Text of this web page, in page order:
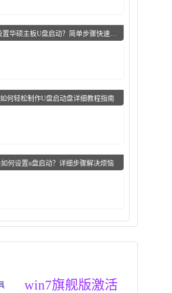
如何设置华硕主板U盘启动？简单步骤快速上手
何轻松制作U盘启动盘详细教程指南
何设置u盘启动？详细步骤解决烦恼
win7旗舰版激活